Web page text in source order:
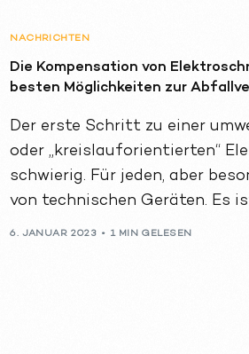
NACHRICHTEN
Die Kompensation von
besten Möglichkeiten zur
Der erste Schritt zu einer
oder „kreislauforientierten“
schwierig. Für jeden, aber
von technischen Geräten. Es
6. JANUAR 2023 1 MIN GELESEN